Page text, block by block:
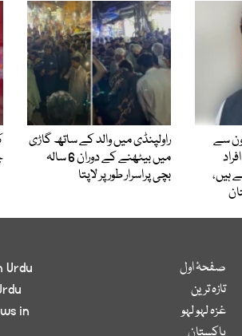
سے
ہیں،
راولپنڈی میں والد کے ساتھ گاڑی
میں بیٹھنے کے دوران 6 سالہ
بچی پراسرار طور پر لاپتا
صفحۂ اول
تازہ ترین
غزہ لہو لہو
Urdu
in